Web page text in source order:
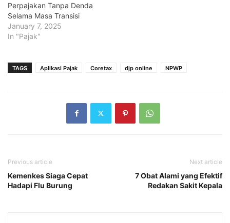
Perpajakan Tanpa Denda
Selama Masa Transisi
January 7, 2025
In "Pajak"
TAGS Aplikasi Pajak Coretax djp online NPWP
Previous article
Kemenkes Siaga Cepat
Hadapi Flu Burung
Next article
7 Obat Alami yang Efektif
Redakan Sakit Kepala